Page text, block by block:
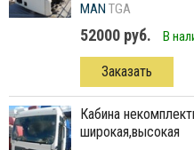
MAN TGA
52000 руб. В
Заказать
кабина некомплектная б/у \ Цвет белый,
широкая,высокая